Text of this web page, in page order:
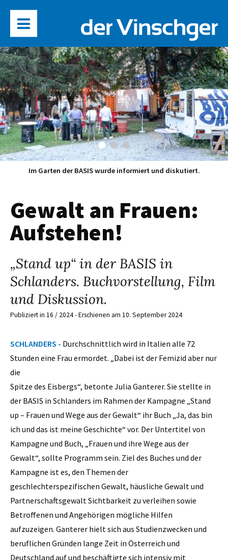
Claudia Pichler, Julia Ganterer, Rebekka Eller und Tobias
Gewalt an Frauen:
Aufstehen!
„Stand up“ in der BASIS in
Schlanders. Buchvorstellung, Film
und Diskussion.
Publiziert in 16 / 2024 - Erschienen am 10. September 2024
SCHLANDERS - Durchschnittlich wird in Italien alle 72
Stunden eine Frau ermordet. „Dabei ist der Femizid aber nur
die
Spitze des Eisbergs“, betonte Julia Ganterer. Sie stellte in
der BASIS in Schlanders im Rahmen der Kampagne „Stand
up – Frauen und Wege aus der Gewalt“ ihr Buch „Ja, das bin
ich und das ist meine Geschichte“ vor. Der Untertitel von
Kampagne und Buch, „Frauen und ihre Wege aus der
Gewalt“, sollte Programm sein. Ziel des Buches und der
Kampagne ist es, den Themen der
geschlechterspezifischen Gewalt, häusliche Gewalt und
Partnerschaftsgewalt Sichtbarkeit zu verleihen sowie
Betroffenen und Angehörigen mögliche Hilfen
aufzuzeigen. Ganterer hielt sich aus Studienzwecken und
beruflichen Gründen lange Zeit in Österreich und
Deutschland auf und beschäftigte sich intensiv mit